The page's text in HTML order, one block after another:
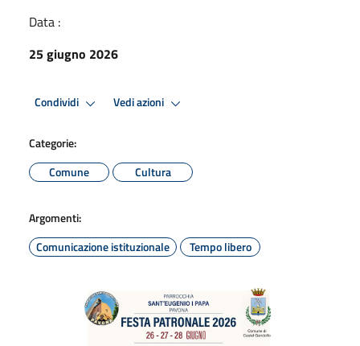
Data :
25 giugno 2026
Condividi Vedi azioni
Categorie:
Comune
Cultura
Argomenti:
Comunicazione istituzionale
Tempo libero